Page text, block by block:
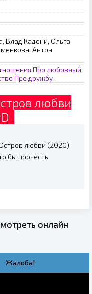
Влад Кадони, Ольга
Антон
Про любовный
Про дружбу
любви
любви (2020)
бы прочесть
онлайн
Жалоба!